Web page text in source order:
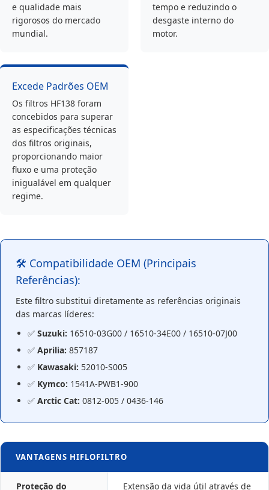
e qualidade mais
rigorosos do mercado
mundial.
tempo e reduzindo o
desgaste interno do
motor.
Excede Padrões OEM
Os filtros HF138 foram
concebidos para superar
as especificações técnicas
dos filtros originais,
proporcionando maior
fluxo e uma proteção
inigualável em qualquer
regime.
🛠️ Compatibilidade OEM (Principais
Referências):
Este filtro substitui diretamente as referências originais
das marcas líderes:
✅ Suzuki: 16510-03G00 / 16510-34E00 / 16510-07J00
✅ Aprilia: 857187
✅ Kawasaki: 52010-S005
✅ Kymco: 1541A-PWB1-900
✅ Arctic Cat: 0812-005 / 0436-146
VANTAGENS HIFLOFILTRO
Proteção do
Extensão da vida útil através de